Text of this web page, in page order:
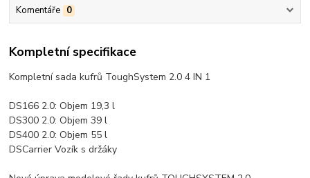
Komentáře 0
Kompletní specifikace
Kompletní sada kufrů ToughSystem 2.0 4 IN 1
DS166 2.0: Objem 19,3 l
DS300 2.0: Objem 39 l
DS400 2.0: Objem 55 l
DSCarrier Vozík s držáky